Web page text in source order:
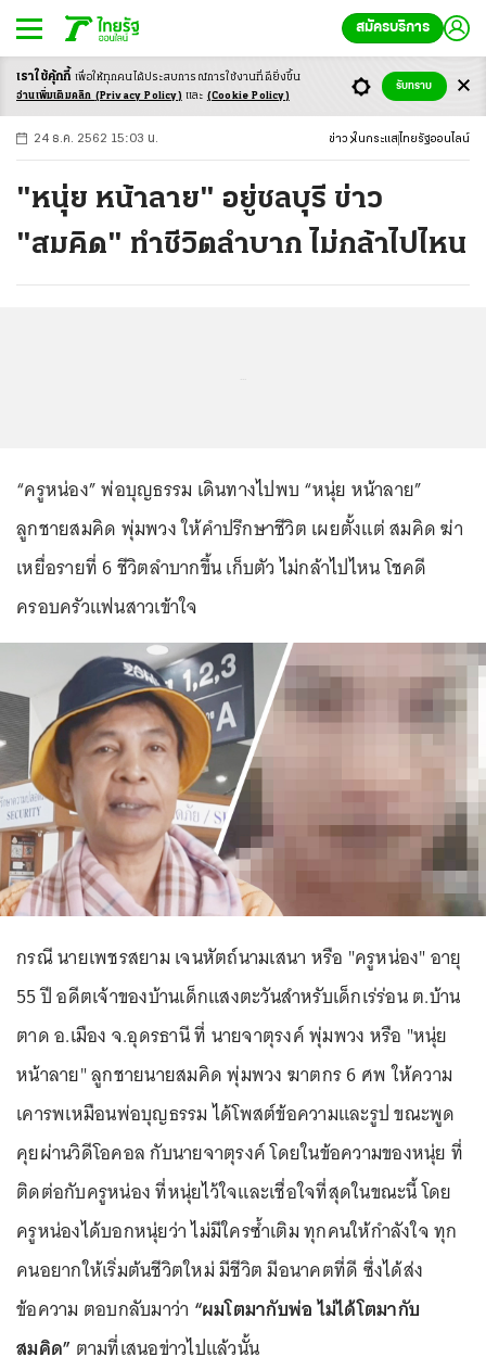
สมัครบริการ
-ก ก ก+
24 ธ.ค. 2562 15:03 น. ข่าว ในกระแส ไทยรัฐออนไลน์
"หนุ่ย หน้าลาย" อยู่ชลบุรี ข่าว
"สมคิด" ทำชีวิตลำบาก ไม่กล้าไปไหน
“ครูหน่อง” พ่อบุญธรรม เดินทางไปพบ “หนุ่ย หน้าลาย”
ลูกชายสมคิด พุ่มพวง ให้คำปรึกษาชีวิต เผยตั้งแต่ สมคิด ฆ่า
เหยื่อรายที่ 6 ชีวิตลำบากขึ้น เก็บตัว ไม่กล้าไปไหน โชคดี
ครอบครัวแฟนสาวเข้าใจ
กรณี นายเพชรสยาม เจนหัตถ์นามเสนา หรือ "ครูหน่อง" อายุ
55 ปี อดีตเจ้าของบ้านเด็กแสงตะวันสำหรับเด็กเร่ร่อน ต.บ้าน
ตาด อ.เมือง จ.อุดรธานี ที่ นายจาตุรงค์ พุ่มพวง หรือ "หนุ่ย
หน้าลาย" ลูกชายนายสมคิด พุ่มพวง ฆาตกร 6 ศพ ให้ความ
เคารพเหมือนพ่อบุญธรรม ได้โพสต์ข้อความและรูป ขณะพูด
คุยผ่านวิดีโอคอล กับนายจาตุรงค์ โดยในข้อความของหนุ่ย ที่
ติดต่อกับครูหน่อง ที่หนุ่ยไว้ใจและเชื่อใจที่สุดในขณะนี้ โดย
ครูหน่องได้บอกหนุ่ยว่า ไม่มีใครซ้ำเติม ทุกคนให้กำลังใจ ทุก
คนอยากให้เริ่มต้นชีวิตใหม่ มีชีวิต มีอนาคตที่ดี ซึ่งได้ส่ง
ข้อความ ตอบกลับมาว่า “ผมโตมากับพ่อ ไม่ได้โตมากับ
สมคิด” ตามที่เสนอข่าวไปแล้วนั้น
เราใช้คุ้กกี้ เพื่อให้ทุกคนได้ประสบการณ์การใช้งานที่ดียิ่งขึ้น
อ่านเพิ่มเติมคลิก (Privacy Policy) และ (Cookie Policy)
รับทราบ